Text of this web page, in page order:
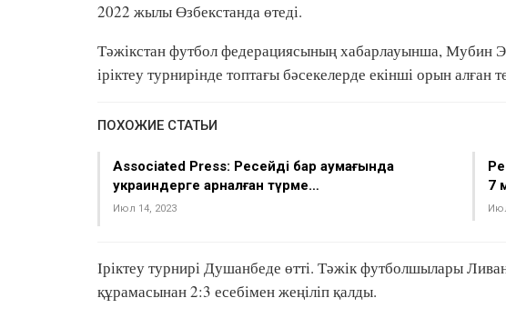
2022 жылы Өзбекстанда өтеді.
Тәжікстан футбол федерациясының хабарлауынша, Мубин
іріктеу турнирінде топтағы бәсекелерде екінші орын
ПОХОЖИЕ СТАТЬИ
Associated Press: Ресейдің бар аумағында
украиндерге арналған түрме…
Июл 14, 2023
7
Іріктеу турнирі Душанбеде өтті. Тәжік футболшылары
құрамасынан 2:3 есебімен жеңіліп қалды.